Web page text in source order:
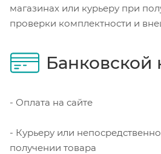
магазинах или курьеру при
проверки комплектности и
Банковской
- Оплата на сайте
- Курьеру или
получении товара